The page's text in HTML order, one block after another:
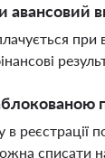
авансовий
при
реєстрації
списати